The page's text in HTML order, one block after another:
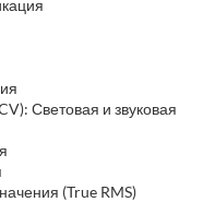
Световая и звуковая
(True RMS)